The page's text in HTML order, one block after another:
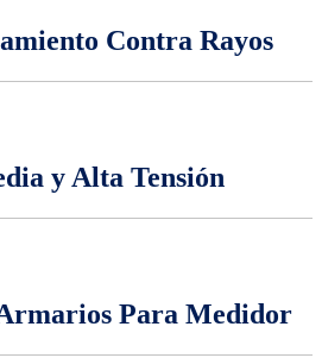
Contra Rayos
y Alta Tensión
Para Medidor